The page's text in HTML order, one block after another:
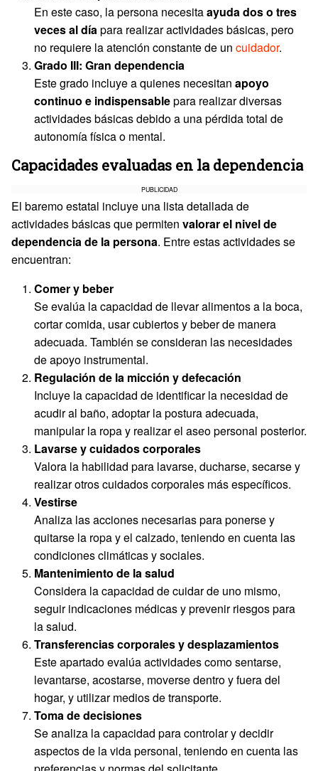
En este caso, la persona necesitaayuda dos o tres
veces al día para realizar actividades básicas, pero
no requiere la atención constante de un cuidador.
Grado III: Gran dependencia
Este grado incluye a quienes necesitan apoyo
continuo e indispensablepara realizar diversas
actividades básicas debido a una pérdida total de
autonomía física o mental.
Capacidades evaluadas en la dependencia
PUBLICIDAD
El baremo estatal incluye una lista detallada de
actividades básicas que permiten valorar el nivel de
dependencia de la persona. Entre estas actividades se
encuentran:
Comer y beber
Se evalúa la capacidad de llevar alimentos a la boca,
cortar comida, usar cubiertos y beber de manera
adecuada. También se consideran las necesidades
de apoyo instrumental.
Regulación de la micción y defecación
Incluye la capacidad de identificar la necesidad de
acudir al baño, adoptar la postura adecuada,
manipular la ropa y realizar el aseo personal posterior.
Lavarse y cuidados corporales
Valora la habilidad para lavarse, ducharse, secarse y
realizar otros cuidados corporales más específicos.
Vestirse
Analiza las acciones necesarias para ponerse y
quitarse la ropa y el calzado, teniendo en cuenta las
condiciones climáticas y sociales.
Mantenimiento de la salud
Considera la capacidad de cuidar de uno mismo,
seguir indicaciones médicas y prevenir riesgos para
la salud.
Transferencias corporales y desplazamientos
Este apartado evalúa actividades como sentarse,
levantarse, acostarse, moverse dentro y fuera del
hogar, y utilizar medios de transporte.
Toma de decisiones
Se analiza la capacidad para controlar y decidir
aspectos de la vida personal, teniendo en cuenta las